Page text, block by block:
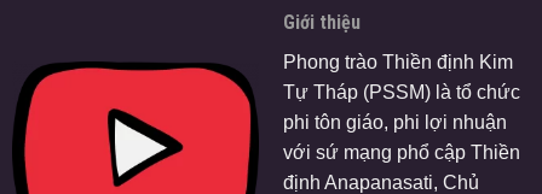
Giới thiệu
Phong trào Thiền định Kim
Tự Tháp (PSSM) là tổ chức
phi tôn giáo, phi lợi nhuận
với sứ mạng phổ cập Thiền
định Anapanasati, Chủ